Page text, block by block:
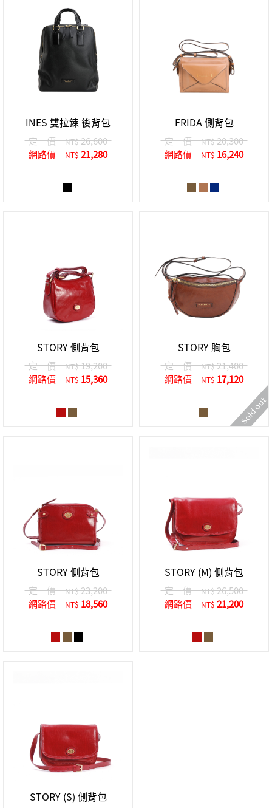
INES 雙拉鍊 後背包
定 價 NT$26,600
網路價
NT$ 21,280
FRIDA 側背包
定 價 NT$20,300
網路價
NT$ 16,240
STORY 側背包
定 價 NT$19,200
網路價
NT$ 15,360
STORY 胸包
定 價 NT$21,400
網路價
NT$ 17,120
STORY 側背包
定 價 NT$23,200
網路價
NT$ 18,560
STORY (M) 側背包
定 價 NT$26,500
網路價
NT$ 21,200
STORY (S) 側背包